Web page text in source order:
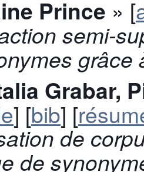
Prince » [
semi-
grâce
Grabar,
] [bib] [
de
de